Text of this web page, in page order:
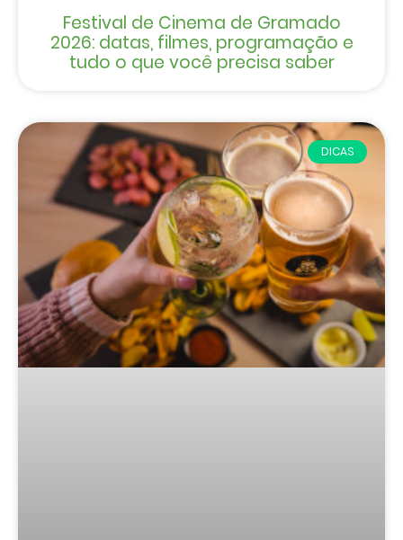
Festival de Cinema de Gramado
2026: datas, filmes, programação e
tudo o que você precisa saber
DICAS